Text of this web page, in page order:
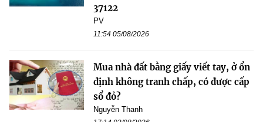
37122
PV
11:54 05/08/2026
Mua nhà đất bằng giấy viết tay, ở ổn
định không tranh chấp, có được cấp
sổ đỏ?
Nguyễn Thanh